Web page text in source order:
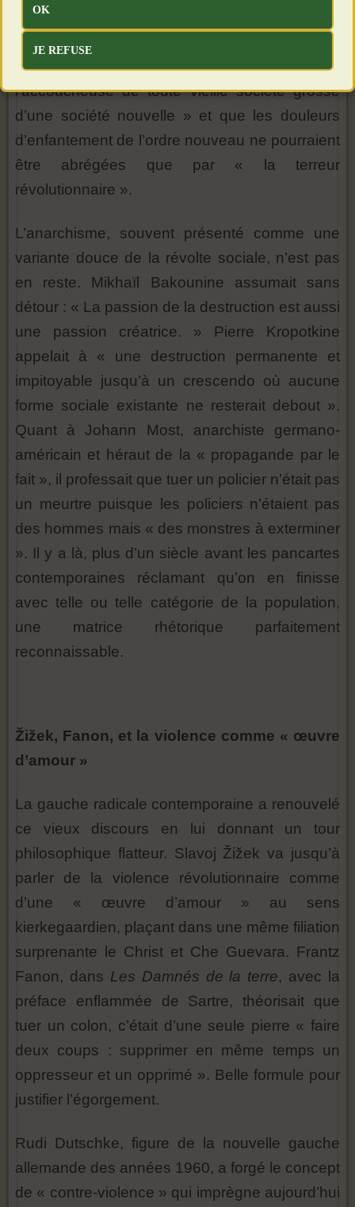
contrairement à la légende d’un Marx purement
noir sur blanc que « la violence est
l’accoucheuse de toute vieille société grosse
d’une société nouvelle » et que les douleurs
d’enfantement de l’ordre nouveau ne pourraient
être abrégées que par « la terreur
révolutionnaire ».
L’anarchisme, souvent présenté comme une
variante douce de la révolte sociale, n’est pas
en reste. Mikhaïl Bakounine assumait sans
détour : « La passion de la destruction est aussi
une passion créatrice. » Pierre Kropotkine
appelait à « une destruction permanente et
impitoyable jusqu’à un crescendo où aucune
forme sociale existante ne resterait debout ».
Quant à Johann Most, anarchiste germano-
américain et héraut de la « propagande par le
fait », il professait que tuer un policier n’était pas
un meurtre puisque les policiers n’étaient pas
des hommes mais « des monstres à exterminer
». Il y a là, plus d’un siècle avant les pancartes
contemporaines réclamant qu’on en finisse
avec telle ou telle catégorie de la population,
une matrice rhétorique parfaitement
reconnaissable.
Žižek, Fanon, et la violence comme « œuvre
d’amour »
La gauche radicale contemporaine a renouvelé
ce vieux discours en lui donnant un tour
philosophique flatteur. Slavoj Žižek va jusqu’à
parler de la violence révolutionnaire comme
d’une « œuvre d’amour » au sens
kierkegaardien, plaçant dans une même filiation
surprenante le Christ et Che Guevara. Frantz
Fanon, dans Les Damnés de la terre, avec la
préface enflammée de Sartre, théorisait que
tuer un colon, c’était d’une seule pierre « faire
deux coups : supprimer en même temps un
oppresseur et un opprimé ». Belle formule pour
justifier l’égorgement.
Rudi Dutschke, figure de la nouvelle gauche
allemande des années 1960, a forgé le concept
de « contre-violence » qui imprègne aujourd’hui
OK
JE REFUSE